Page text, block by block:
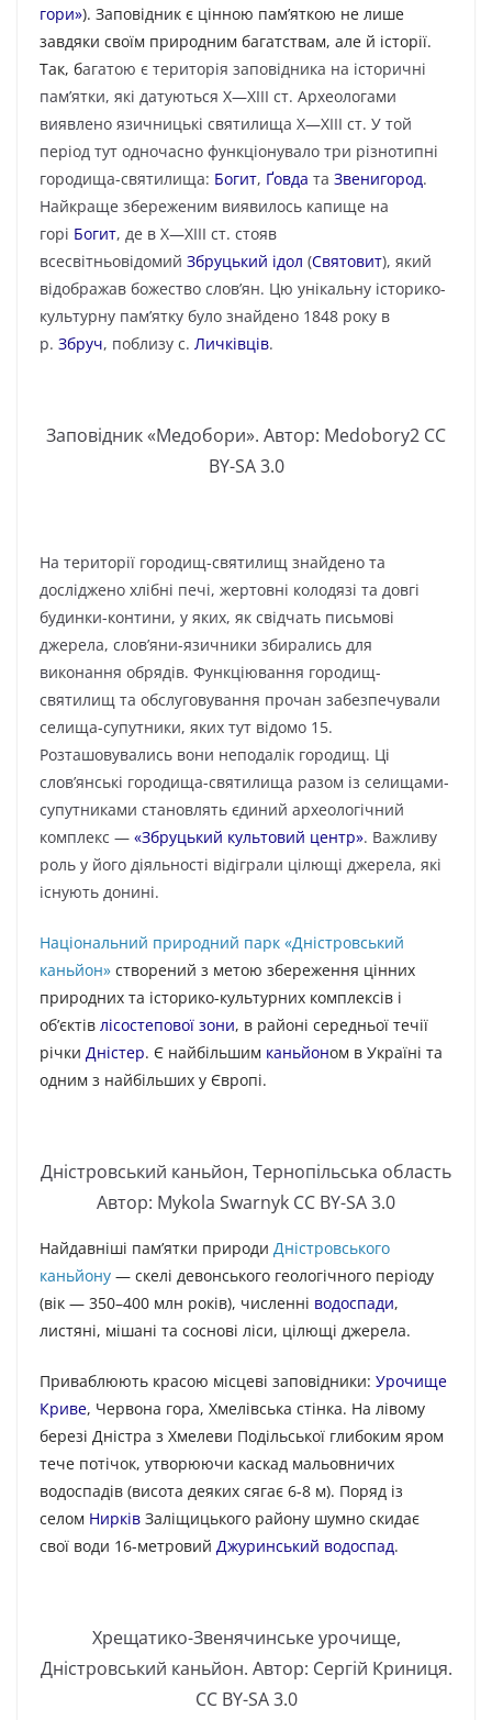
гори»). Заповідник є цінною пам’яткою не лише
завдяки своїм природним багатствам, але й історії.
Так, багатою є територія заповідника на історичні
пам’ятки, які датуються Х—ХІІІ ст. Археологами
виявлено язичницькі святилища Х—ХІІІ ст. У той
період тут одночасно функціонувало три різнотипні
городища-святилища: Богит, Ґовда та Звенигород.
Найкраще збереженим виявилось капище на
горі Богит, де в Х—ХІІІ ст. стояв
всесвітньовідомий Збруцький ідол (Святовит), який
відображав божество слов’ян. Цю унікальну історико-
культурну пам’ятку було знайдено 1848 року в
р. Збруч, поблизу с. Личківців.
Заповідник «Медобори». Автор: Medobory2 CC
BY-SA 3.0
На території городищ-святилищ знайдено та
досліджено хлібні печі, жертовні колодязі та довгі
будинки-контини, у яких, як свідчать письмові
джерела, слов’яни-язичники збирались для
виконання обрядів. Функціювання городищ-
святилищ та обслуговування прочан забезпечували
селища-супутники, яких тут відомо 15.
Розташовувались вони неподалік городищ. Ці
слов’янські городища-святилища разом із селищами-
супутниками становлять єдиний археологічний
комплекс — «Збруцький культовий центр». Важливу
роль у його діяльності відіграли цілющі джерела, які
існують донині.
Національний природний парк «Дністровський
каньйон» створений з метою збереження цінних
природних та історико-культурних комплексів і
об’єктів лісостепової зони, в районі середньої течії
річки Дністер. Є найбільшим каньйоном в Україні та
одним з найбільших у Європі.
Дністровський каньйон, Тернопільська область
Автор: Mykola Swarnyk CC BY-SA 3.0
Найдавніші пам’ятки природи Дністровського
каньйону — скелі девонського геологічного періоду
(вік — 350–400 млн років), численні водоспади,
листяні, мішані та соснові ліси, цілющі джерела.
Приваблюють красою місцеві заповідники: Урочище
Криве, Червона гора, Хмелівська стінка. На лівому
березі Дністра з Хмелеви Подільської глибоким яром
тече потічок, утворюючи каскад мальовничих
водоспадів (висота деяких сягає 6-8 м). Поряд із
селом Нирків Заліщицького району шумно скидає
свої води 16-метровий Джуринський водоспад.
Хрещатико-Звенячинське урочище,
Дністровський каньйон. Автор: Сергій Криниця.
CC BY-SA 3.0